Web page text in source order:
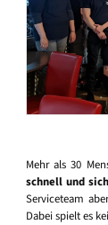
Mehr als 30
schnell und
Serviceteam
Dabei spielt es